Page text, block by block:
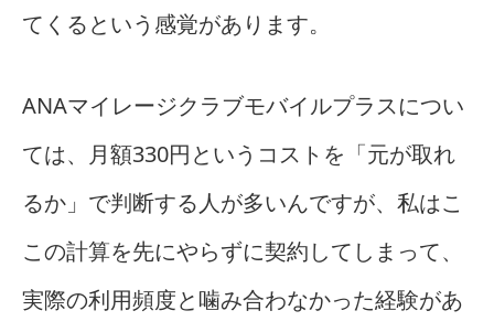
てくるという感覚があります。
ANAマイレージクラブモバイルプラスについ
ては、月額330円というコストを「元が取れ
るか」で判断する人が多いんですが、私はこ
この計算を先にやらずに契約してしまって、
実際の利用頻度と噛み合わなかった経験があ